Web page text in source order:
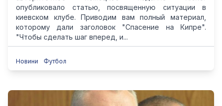
опубликовало статью, посвященную ситуации в
киевском клубе. Приводим вам полный материал,
которому дали заголовок "Спасение на Кипре".
"Чтобы сделать шаг вперед, и...
Новини Футбол